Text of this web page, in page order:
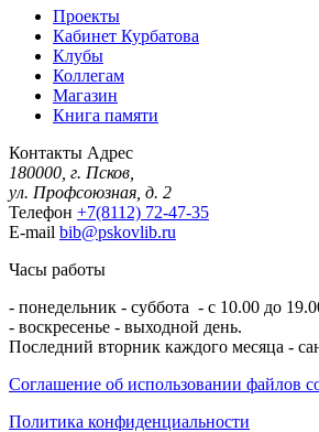
Проекты
Кабинет Курбатова
Клубы
Коллегам
Магазин
Книга памяти
Контакты Адрес
180000, г. Псков,
ул. Профсоюзная, д. 2
Телефон +7(8112) 72-47-35
E-mail bib@pskovlib.ru
Часы работы
- понедельник - суббота - с 10.00 до
- воскресенье - выходной день.
Последний вторник каждого месяца -
Соглашение об использовании файлов
Политика конфиденциальности